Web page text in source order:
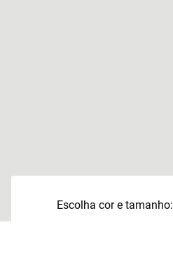
Escolha cor e tamanho: